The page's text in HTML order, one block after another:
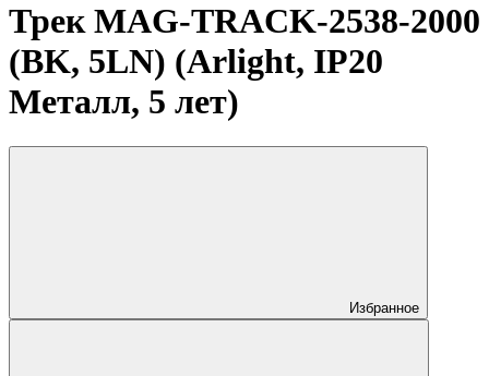
Трек MAG-TRACK-2538-2000
(BK, 5LN) (Arlight, IP20
Металл, 5 лет)
Избранное